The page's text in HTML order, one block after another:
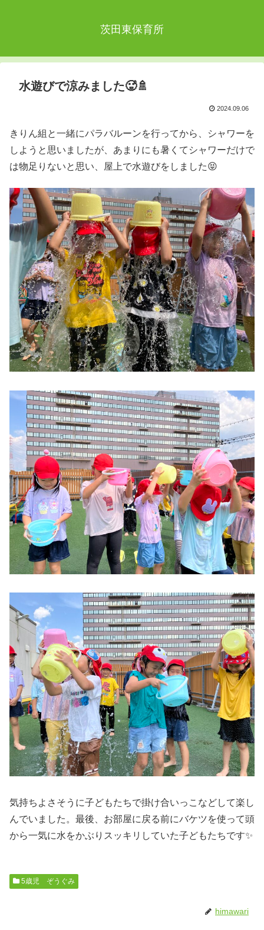
茨田東保育所
水遊びで涼みました🥵🚿
2024.09.06
きりん組と一緒にパラバルーンを行ってから、シャワーを
しようと思いましたが、あまりにも暑くてシャワーだけで
は物足りないと思い、屋上で水遊びをしました😝
気持ちよさそうに子どもたちで掛け合いっこなどして楽し
んでいました。最後、お部屋に戻る前にバケツを使って頭
から一気に水をかぶりスッキリしていた子どもたちです✨
5歳児 ぞうぐみ
himawari